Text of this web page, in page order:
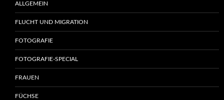
ALLGEMEIN
FLUCHT UND MIGRATION
FOTOGRAFIE
FOTOGRAFIE-SPECIAL
FRAUEN
FÜCHSE